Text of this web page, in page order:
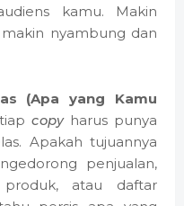
kamu. Makin
nyambung dan
(Apa yang Kamu
copyharus punya
Apakah tujuannya
penjualan,
atau daftar